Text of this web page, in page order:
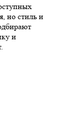
но стиль и
и